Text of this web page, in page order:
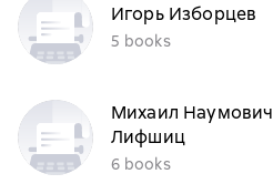
Игорь Изборцев
5 books
Михаил Наумович
Лифшиц
6 books